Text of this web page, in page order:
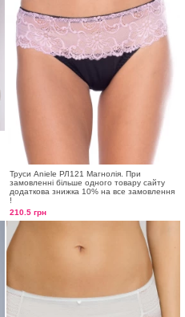
Труси Aniele РЛ121 Магнолія. При
замовленні більше одного товару сайту
додаткова знижка 10% на все замовлення
!
210.5 грн